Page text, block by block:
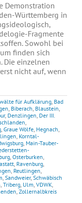
Demonstration
Württemberg in
Fragmente
Sowohl bei
finden sich
Die einzelnen
nicht auf, wenn
für Aufklärung, Bad
, Biberach, Blaustein,
, Denzlingen, Der III.
,
, Graue Wölfe, Hegnach,
, Korntal-
, Main-Tauber-
, Osterburken,
, Ravenburg,
, Reutlingen,
, Sandweier, Schwäbisch
, Triberg, Ulm, VDWK,
, Zollernalbkreis